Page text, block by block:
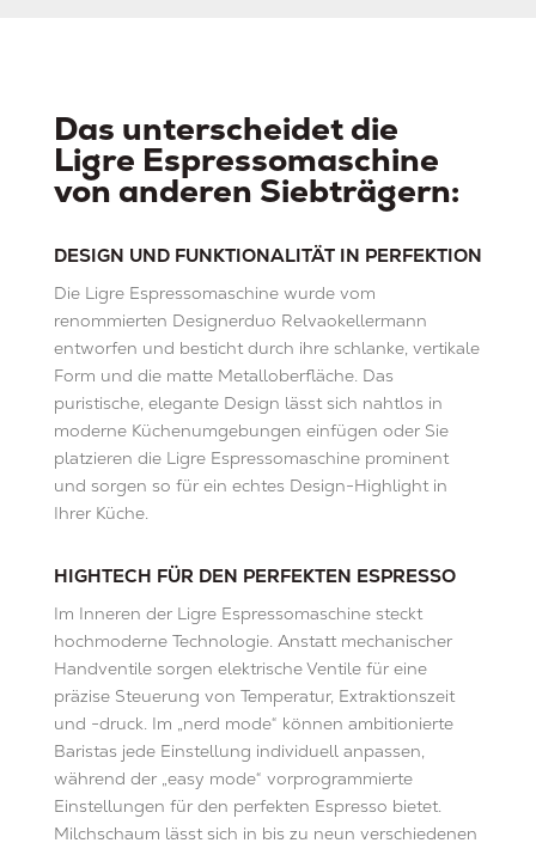
Das unterscheidet die
Ligre Espressomaschine
von anderen Siebträgern:
DESIGN UND FUNKTIONALITÄT IN PERFEKTION
Die Ligre Espressomaschine wurde vom
renommierten Designerduo Relvaokellermann
entworfen und besticht durch ihre schlanke, vertikale
Form und die matte Metalloberfläche. Das
puristische, elegante Design lässt sich nahtlos in
moderne Küchenumgebungen einfügen oder Sie
platzieren die Ligre Espressomaschine prominent
und sorgen so für ein echtes Design-Highlight in
Ihrer Küche.
HIGHTECH FÜR DEN PERFEKTEN ESPRESSO
Im Inneren der Ligre Espressomaschine steckt
hochmoderne Technologie. Anstatt mechanischer
Handventile sorgen elektrische Ventile für eine
präzise Steuerung von Temperatur, Extraktionszeit
und -druck. Im „nerd mode“ können ambitionierte
Baristas jede Einstellung individuell anpassen,
während der „easy mode“ vorprogrammierte
Einstellungen für den perfekten Espresso bietet.
Milchschaum lässt sich in bis zu neun verschiedenen